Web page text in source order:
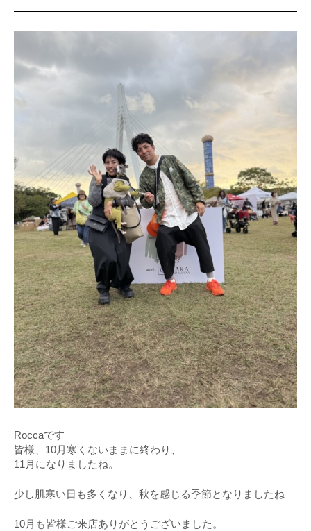
Roccaです
皆様、10月寒くないままに終わり、
11月になりましたね。
少し肌寒い日も多くなり、秋を感じる季節となりましたね
10月も皆様ご来店ありがとうございました。